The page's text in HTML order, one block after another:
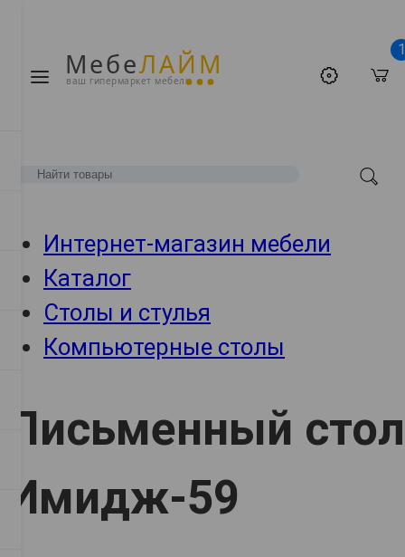
МебеЛАЙМ
ваш гипермаркет мебели
1
Интернет-магазин мебели
Каталог
Столы и стулья
Компьютерные столы
Письменный стол
Имидж-59